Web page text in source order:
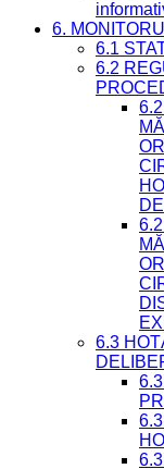
6.
6.1
6.2
6.3